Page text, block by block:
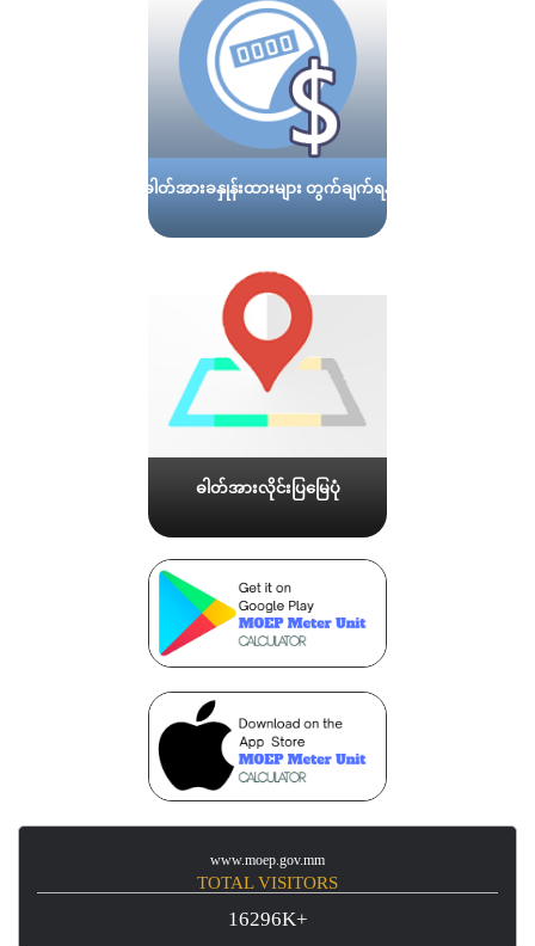
ဓါတ်အားခနှုန်းထားများ တွက်ချက်ရန်
ဓါတ်အားလိုင်းပြမြေပုံ
www.moep.gov.mm
TOTAL VISITORS
16296K+